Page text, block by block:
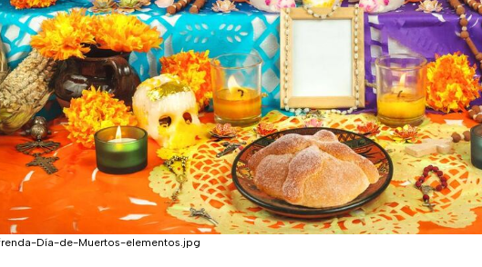
Día-de-Muertos-elementos.jpg